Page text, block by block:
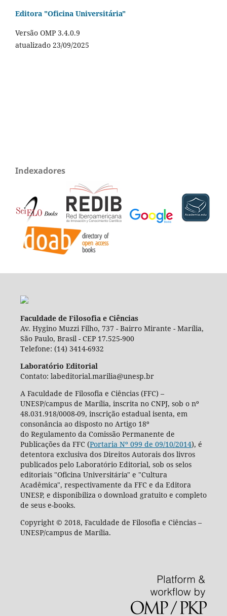
Editora "Oficina Universitária"
Versão OMP 3.4.0.9
atualizado 23/09/2025
Indexadores
Faculdade de Filosofia e Ciências
Av. Hygino Muzzi Filho, 737 - Bairro Mirante - Marília,
São Paulo, Brasil - CEP 17.525-900
Telefone: (14) 3414-6932
Laboratório Editorial
Contato: labeditorial.marilia@unesp.br
A Faculdade de Filosofia e Ciências (FFC) –
UNESP/campus de Marília, inscrita no CNPJ, sob o nº
48.031.918/0008-09, inscrição estadual isenta, em
consonância ao disposto no Artigo 18º
do Regulamento da Comissão Permanente de
Publicações da FFC (Portaria Nº 099 de 09/10/2014), é
detentora exclusiva dos Direitos Autorais dos livros
publicados pelo Laboratório Editorial, sob os selos
editoriais "Oficina Universitária" e "Cultura
Acadêmica", respectivamente da FFC e da Editora
UNESP, e disponibiliza o download gratuito e completo
de seus e-books.
Copyright © 2018, Faculdade de Filosofia e Ciências –
UNESP/campus de Marília.